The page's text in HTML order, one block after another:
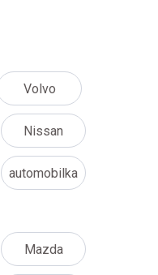
Volvo
Nissan
automobilka
Mazda